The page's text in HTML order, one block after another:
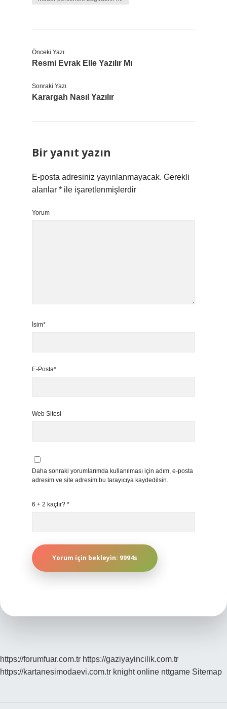
Önceki Yazı
Resmi Evrak Elle Yazılır Mı
Sonraki Yazı
Karargah Nasıl Yazılır
Bir yanıt yazın
E-posta adresiniz yayınlanmayacak. Gerekli
alanlar * ile işaretlenmişlerdir
Yorum
İsim*
E-Posta*
Web Sitesi
Daha sonraki yorumlarımda kullanılması için adım, e-posta
adresim ve site adresim bu tarayıcıya kaydedilsin.
6 + 2 kaçtır? *
https://forumfuar.com.tr https://gaziyayincilik.com.tr
https://kartanesimodaevi.com.tr knight online nttgame Sitemap